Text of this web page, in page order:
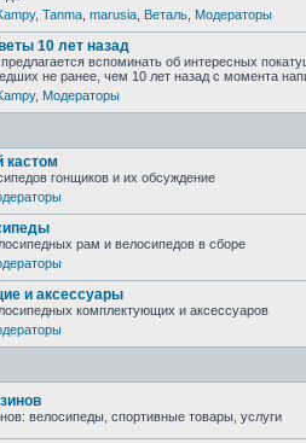
, Tanma marusia Веталь Модераторы
10 лет назад
вспоминать об интересных
не ранее, чем 10 лет назад с момента
, Модераторы
кастом
гонщиков и их обсуждение
рам и велосипедов в сборе
и аксессуары
комплектующих и аксессуаров
велосипеды, спортивные товары, услуги